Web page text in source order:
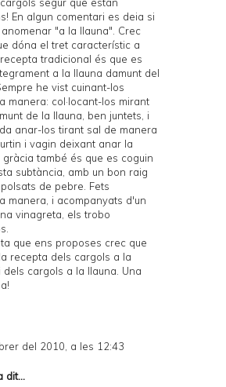
En algun comentari es deia si
"a la llauna". Crec
dóna el tret característic a
tradicional és que es
a la llauna damunt del
he vist cuinant-los
manera: col·locant-los mirant
de la llauna, ben juntets, i
anar-los tirant sal de manera
i vagin deixant anar la
gràcia també és que es coguin
subtància, amb un bon raig
de pebre. Fets
manera, i acompanyats d'un
vinagreta, els trobo
que ens proposes crec que
recepta dels cargols a la
dels cargols a la llauna. Una
del 2010, a les 12:43
dit...